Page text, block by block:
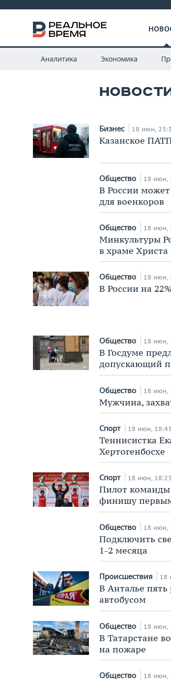
Аналитика Экономика
Бизнес 18 июн,
Казанское
Общество 18 июн,
В России
для военкоров
Общество 18 июн,
Минкультуры
в храме
Общество 18 июн,
В России на
Общество 18 июн,
В Госдуме
допускающий
Общество 18 июн,
Мужчина,
Спорт 18 июн, 18:43
Теннисистка
Хертогенбосхе
Спорт 18 июн, 18:23
Пилот
финишу
Общество 18 июн,
Подключить
1-2 месяца
Происшествия 18
В Анталье пять
автобусом
Общество 18 июн,
В Татарстане
на пожаре
Общество 18 июн,